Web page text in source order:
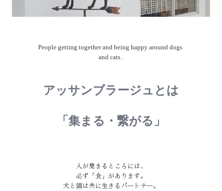
NG食材講座
ペットのバイオレゾナンス
People getting together and being happy around dogs
and cats .
アッサンブラージュとは
「集まる・繋がる」
人が集まるところには、
必ず「食」があります。
犬と猫は共に生きるパートナー。